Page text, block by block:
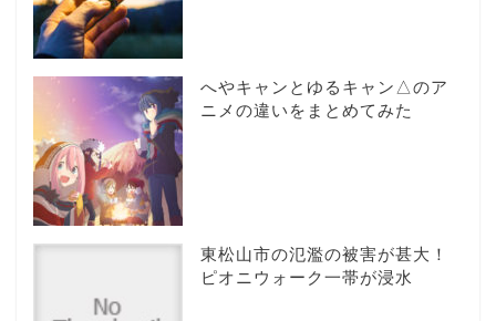
へやキャンとゆるキャン△のア
ニメの違いをまとめてみた
東松山市の氾濫の被害が甚大！
ピオニウォーク一帯が浸水